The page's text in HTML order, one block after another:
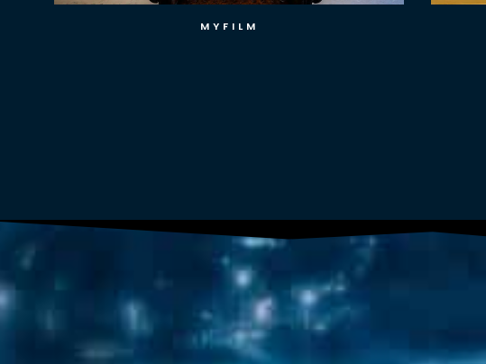
EUC NORDVEST